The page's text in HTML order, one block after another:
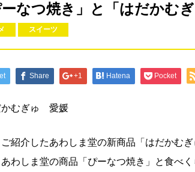
ーなつ焼き」と「はだかむ
スイーツ
Share +1 Hatena Pocket
紹介したあわしま堂の新商品「はだかむぎ
あわしま堂の商品「ぴーなつ焼き」と食べ